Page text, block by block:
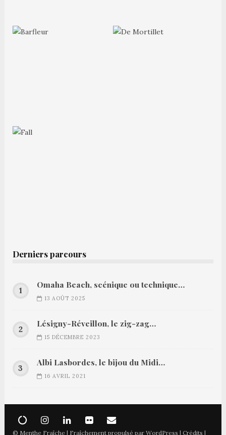
Derniers parcours
Omaha Beach, scénique ou technique…
13 AOÛT 2025
Lésigny-Réveillon, le zig-zag…
15 DÉCEMBRE 2023
Albi Lasbordes, le bijou du Midi…
16 AVRIL 2021
© Menthe Fraîche | Fraîchement propulsé par WordPress | Crédits |